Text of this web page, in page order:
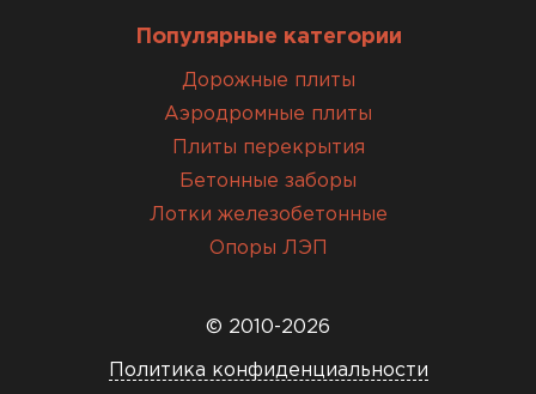
Популярные категории
Дорожные плиты
Аэродромные плиты
Плиты перекрытия
Бетонные заборы
Лотки железобетонные
Опоры ЛЭП
© 2010-2026
Политика конфиденциальности